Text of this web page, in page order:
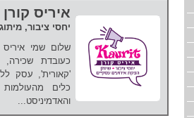
איריס קורן
יחסי ציבור,
כעובדת
'קאורית', עסק
כלים
והאדמיניסט...